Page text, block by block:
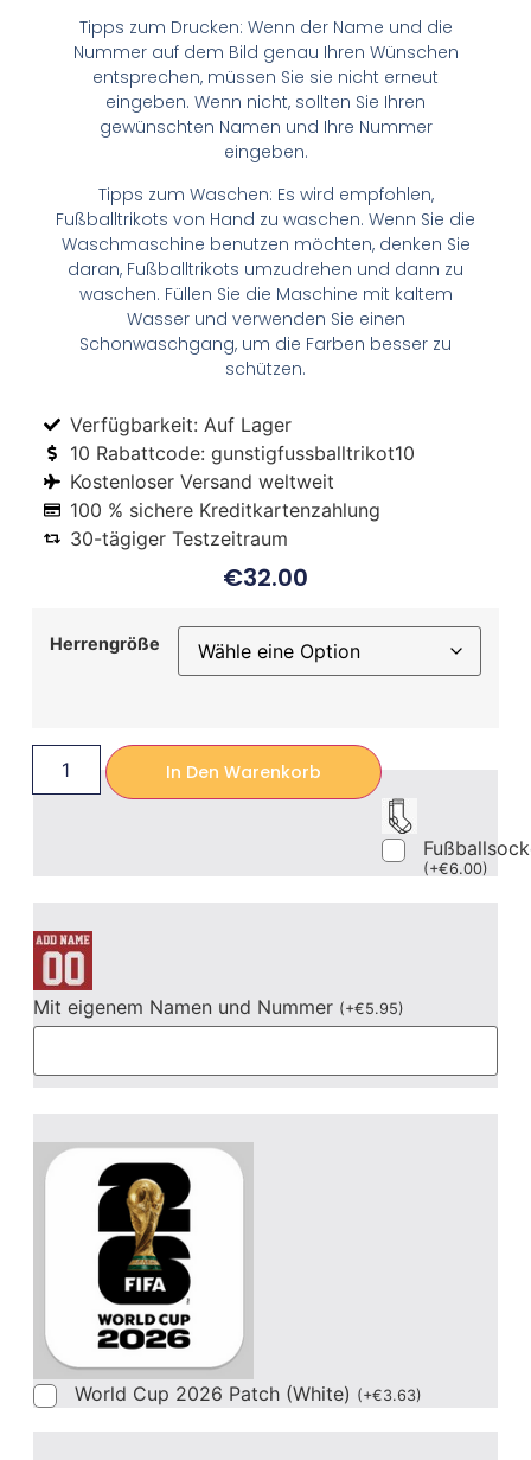
Tipps zum Drucken: Wenn der Name und die
Nummer auf dem Bild genau Ihren Wünschen
entsprechen, müssen Sie sie nicht erneut
eingeben. Wenn nicht, sollten Sie Ihren
gewünschten Namen und Ihre Nummer
eingeben.
Tipps zum Waschen: Es wird empfohlen,
Fußballtrikots von Hand zu waschen. Wenn Sie die
Waschmaschine benutzen möchten, denken Sie
daran, Fußballtrikots umzudrehen und dann zu
waschen. Füllen Sie die Maschine mit kaltem
Wasser und verwenden Sie einen
Schonwaschgang, um die Farben besser zu
schützen.
Verfügbarkeit: Auf Lager
10 Rabattcode: gunstigfussballtrikot10
Kostenloser Versand weltweit
100 % sichere Kreditkartenzahlung
30-tägiger Testzeitraum
€32.00
Herrengröße
In Den Warenkorb
(+€6.00)
Mit eigenem Namen und Nummer (+€5.95)
World Cup 2026 Patch (White) (+€3.63)